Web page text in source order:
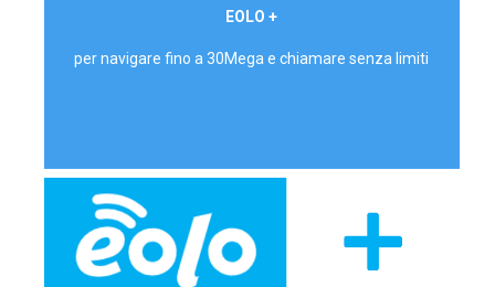
EOLO +
per navigare fino a 30Mega e chiamare senza limiti